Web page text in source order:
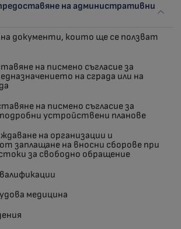
на административни
на документи, които ще се ползват
на писмено съгласие за
на сграда или на
на писмено съгласие за
устройствени планове
на организации и
заплащане на вносни сборове при
за свободно обращение
медицина